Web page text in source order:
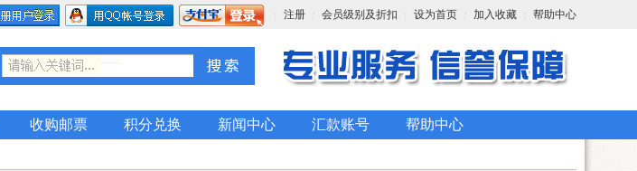
注册 会员级别及折扣 设为首页 加入收藏 帮助中心
收购邮票 积分兑换 新闻中心 汇款账号 帮助中心